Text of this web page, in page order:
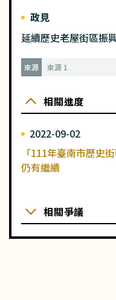
政見
延續歷史老屋街區振
來源 來源 1
相關進度
2022-09-02
「111年臺南市歷史
仍有繼續
相關爭議